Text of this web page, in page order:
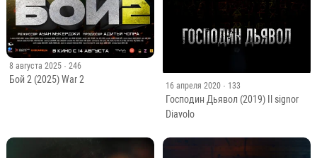
8 августа 2025 · 246
Бой 2 (2025) War 2
16 апреля 2020 · 133
Господин Дьявол (2019) Il signor
Diavolo